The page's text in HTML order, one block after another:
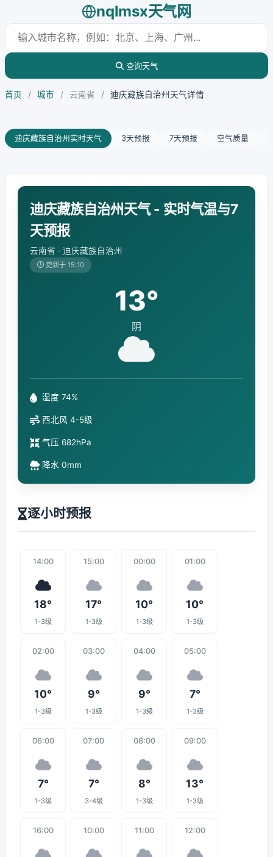
nqlmsx天气网
查询天气
首页 / 城市 / 云南省 / 迪庆藏族自治州天气详情
迪庆藏族自治州实时天气 3天预报 7天预报 空气质量
迪庆藏族自治州天气 - 实时气温与7
天预报
云南省 · 迪庆藏族自治州
更新于 15:10
13°
阴
湿度 74%
西北风 4-5级
气压 682hPa
降水 0mm
逐小时预报
14:00
18°
1-3级
15:00
17°
1-3级
00:00
10°
1-3级
01:00
10°
1-3级
02:00
10°
1-3级
03:00
9°
1-3级
04:00
9°
1-3级
05:00
7°
1-3级
06:00
7°
1-3级
07:00
7°
3-4级
08:00
8°
1-3级
09:00
13°
1-3级
16:00 10:00 11:00 12:00